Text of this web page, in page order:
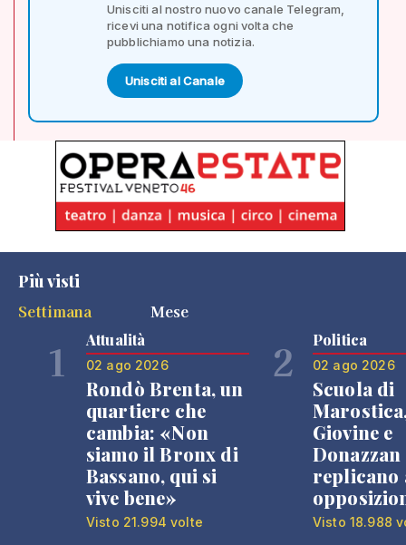
Unisciti al nostro nuovo canale Telegram,
ricevi una notifica ogni volta che
pubblichiamo una notizia.
Unisciti al Canale
Più visti
Settimana
Mese
1 Attualità
02 ago 2026
Rondò Brenta, un
quartiere che
cambia: «Non
siamo il Bronx di
Bassano, qui si
vive bene»
Visto 21.994 volte
2 Politica
02 ago 2026
Scuola di
Giovine e
Donazzan
replicano
Visto 18.988